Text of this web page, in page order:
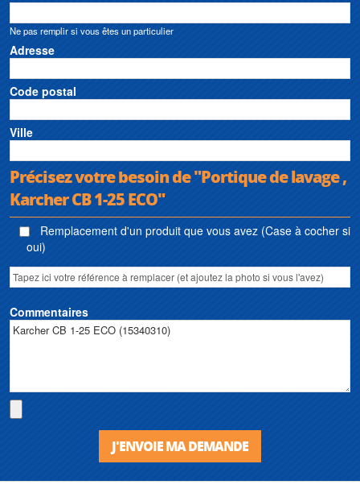
Ne pas remplir si vous êtes un particulier
Adresse
Code postal
Ville
Précisez votre besoin de "Portique de lavage ,
Karcher CB 1-25 ECO"
Remplacement d'un produit que vous avez (Case à cocher si
oui)
Commentaires
J'ENVOIE MA DEMANDE